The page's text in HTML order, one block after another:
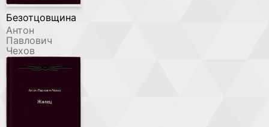
Безотцовщина
Антон
Павлович
Чехов